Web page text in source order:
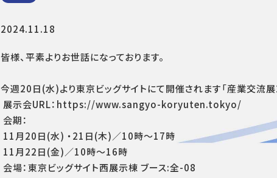
2024.11.18
皆様、平素よりお世話になっております。
今週20日(水)より東京ビッグサイトにて開催されます「産業交流
展示会URL：https://www.sangyo-koryuten.tokyo/
会期：
11月20日(水) ・21日(木)／10時～17時
11月22日(金)／10時～16時
会場：東京ビッグサイト西展示棟 ブース:全-08